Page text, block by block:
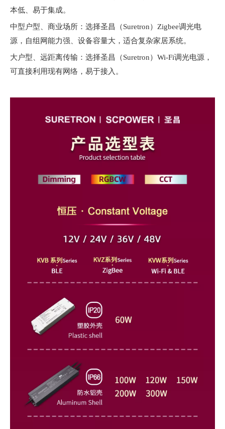
本低、易于集成。
中型户型、商业场所：选择圣昌（Suretron）Zigbee调光电
源，自组网能力强、设备容量大，适合复杂家居系统。
大户型、远距离传输：选择圣昌（Suretron）Wi-Fi调光电源，
可直接利用现有网络，易于接入。